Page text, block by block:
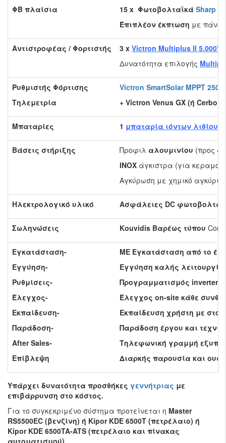
ΦΒ πλαίσια 15 x Φωτοβολταϊκά Sharp
Έπιπλέον έκπτωση με
Αντιστροφέας / Φορτιστής 3 x Victron Multiplus II 5.000VA
Δυνατότητα επιλογής
Ρυθμιστής Φόρτισης
Τηλεμετρία
Victron SmartSolar MPPT 250V
+ Victron Venus GX (ή Cerbo
Μπαταρίες 1 μπαταρία ιόντων λιθίου
Βάσεις στήριξης Προφιλ αλουμινίου (προς
INOX άγκιστρα (για
Αγκύρωση με χημικό αγκύριο
Ηλεκτρολογικό υλικό Ασφάλειες DC
Σωληνώσεις Kouvidis Βαρέως τύπου
Εγκατάσταση-
Εγγύηση-
Ρυθμίσεις-
Έλεγχος-
Εκπαίδευση-
Παράδοση-
After Sales-
Επίβλεψη
ΜΕ Εγκατάσταση από το
Εγγύηση καλής
Προγραμματισμός inverter-
Έλεγχος on-site κάθε
Εκπαίδευση χρήστη με
Παράδοση έργου και
Τηλεφωνική γραμμή
Διαρκής παρουσία και
Υπάρχει δυνατότητα προσθήκες γεννήτριας με
επιβάρρυνση στο κόστος.
Για το συγκεκριμένο σύστημα προτείνεται η Master
RS5500EC (βενζίνη) ή Kipor KDE 6500T (πετρέλαιο) ή
Kipor KDE 6500TA-ATS (πετρέλαιο και πίνακας
αυτοματισμού).